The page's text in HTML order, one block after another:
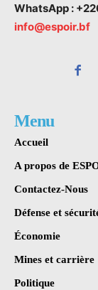
WhatsApp :
info@espoir.bf
Menu
Accueil
A propos de
Contactez-Nous
Défense et
Économie
Mines et carrière
Politique